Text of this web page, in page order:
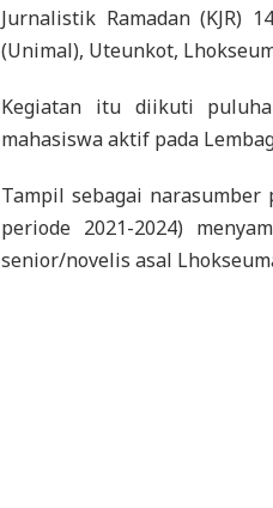
Jurnalistik Ramadan (KJR)
(Unimal), Uteunkot,
Kegiatan itu diikuti
mahasiswa aktif pada
Tampil sebagai narasumber
periode 2021-2024)
senior/novelis asal